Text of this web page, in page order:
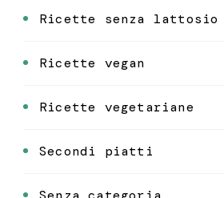
Ricette senza lattosio
Ricette vegan
Ricette vegetariane
Secondi piatti